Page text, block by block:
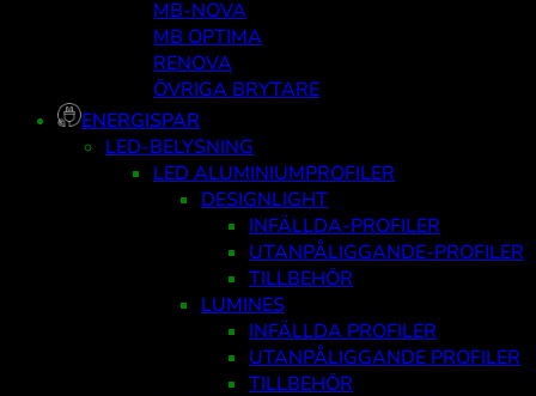
MB-NOVA
MB OPTIMA
RENOVA
ÖVRIGA BRYTARE
ENERGISPAR
LED-BELYSNING
LED ALUMINIUMPROFILER
DESIGNLIGHT
INFÄLLDA-PROFILER
UTANPÅLIGGANDE-PROFILER
TILLBEHÖR
LUMINES
INFÄLLDA PROFILER
UTANPÅLIGGANDE PROFILER
TILLBEHÖR